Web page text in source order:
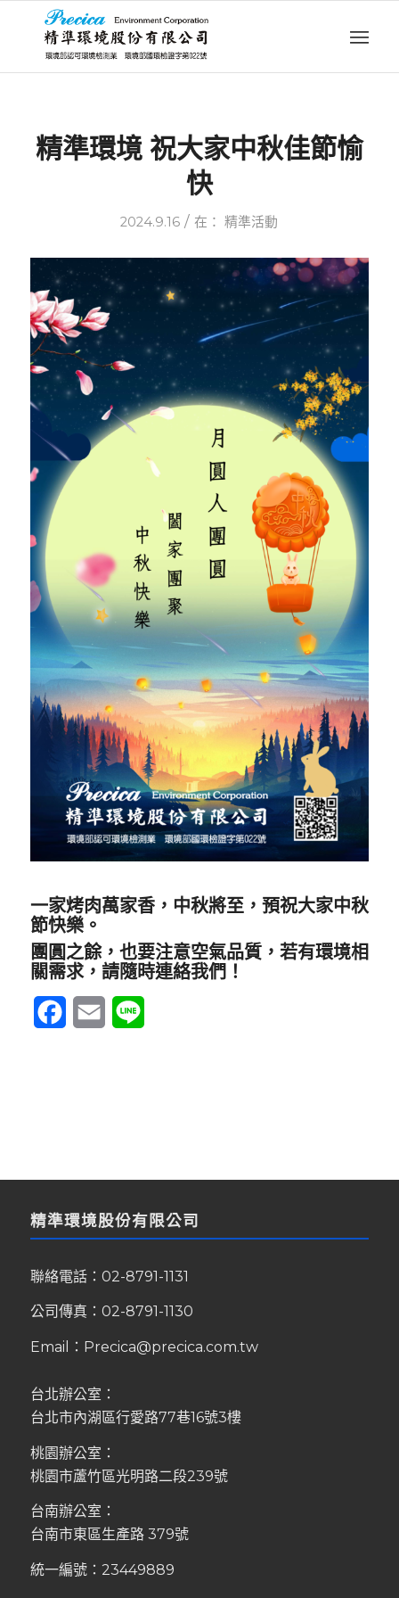
精準環境 祝大家中秋佳節愉
快
2024.9.16 / 在：精準活動
一家烤肉萬家香，中秋將至，預祝大家中秋
節快樂。
團圓之餘，也要注意空氣品質，若有環境相
關需求，請隨時連絡我們！
Facebook
Email
精準環境股份有限公司
聯絡電話： 02-8791-1131
公司傳真：02-8791-1130
Email： Precica@precica.com.tw
台北辦公室：
台北市內湖區行愛路77巷16號3樓
桃園辦公室：
桃園市蘆竹區光明路二段239號
台南辦公室：
台南市東區生產路 379號
統一編號：23449889